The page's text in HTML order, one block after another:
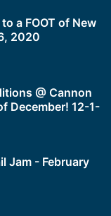
a FOOT of New
2020
@ Cannon
December! 12-1-
Jam - February